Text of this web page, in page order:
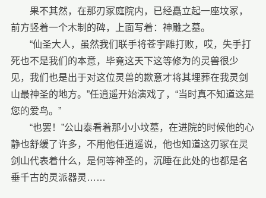
果不其然，在那刃冢庭院内，已经矗立起一座坟冢，
前方竖着一个木制的碑，上面写着：神雕之墓。
“仙圣大人，虽然我们联手将苍宇雕打败，哎，失手打
死也不是我们的本意，毕竟这天下这等修为的灵兽很少
见，我们也是出于对这位灵兽的歉意才将其埋葬在我灵剑
山最神圣的地方。”任逍遥开始演戏了，“当时真不知道这是
您的爱鸟。”
“也罢！”公山泰看着那小小坟墓，在进院的时候他的心
静也舒缓了许多，不用他任逍遥说，他也知道这刃冢在灵
剑山代表着什么，是何等神圣的，沉睡在此处的也都是名
垂千古的灵派器灵……